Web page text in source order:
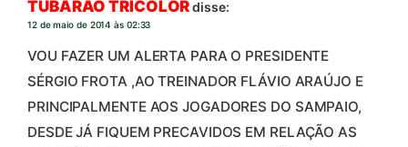
TUBARÃO TRICOLORdisse:
12 de maio de 2014 às 02:33
VOU FAZER UM ALERTA PARA O PRESIDENTE
SÉRGIO FROTA ,AO TREINADOR FLÁVIO ARAÚJO E
PRINCIPALMENTE AOS JOGADORES DO SAMPAIO,
DESDE JÁ FIQUEM PRECAVIDOS EM RELAÇÃO AS